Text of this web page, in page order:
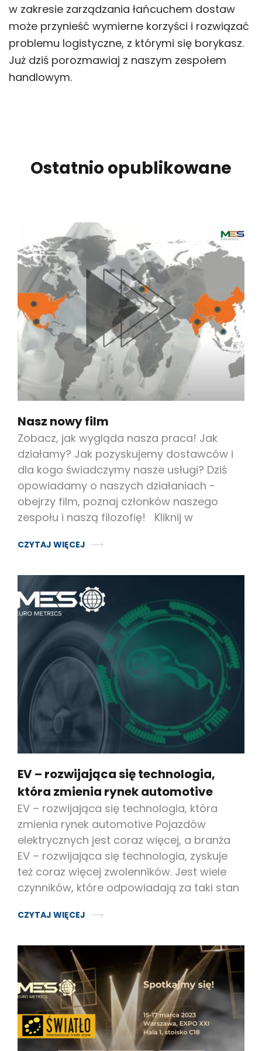
w zakresie zarządzania łańcuchem dostaw
może przynieść wymierne korzyści i rozwiązać
problemu logistyczne, z którymi się borykasz.
Już dziś porozmawiaj z naszym zespołem
handlowym.
Ostatnio opublikowane
Nasz nowy film
Zobacz, jak wygląda nasza praca! Jak
działamy? Jak pozyskujemy dostawców i
dla kogo świadczymy nasze usługi? Dziś
opowiadamy o naszych działaniach -
obejrzy film, poznaj członków naszego
zespołu i naszą filozofię! Kliknij w
CZYTAJ WIĘCEJ
EV – rozwijająca się technologia,
która zmienia rynek automotive
EV – rozwijająca się technologia, która
zmienia rynek automotive Pojazdów
elektrycznych jest coraz więcej, a branża
EV – rozwijająca się technologia, zyskuje
też coraz więcej zwolenników. Jest wiele
czynników, które odpowiadają za taki stan
CZYTAJ WIĘCEJ